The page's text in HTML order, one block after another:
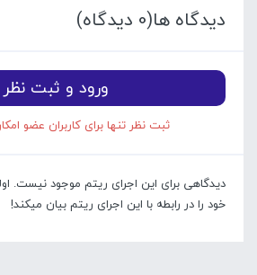
دیدگاه ها(0 دیدگاه)
ورود و ثبت نظر
ثبت نظر تنها برای کاربران عضو
دیدگاهی برای این اجرای ریتم موجود نیست.
خود را در رابطه با این اجرای ریتم بیان میکند!